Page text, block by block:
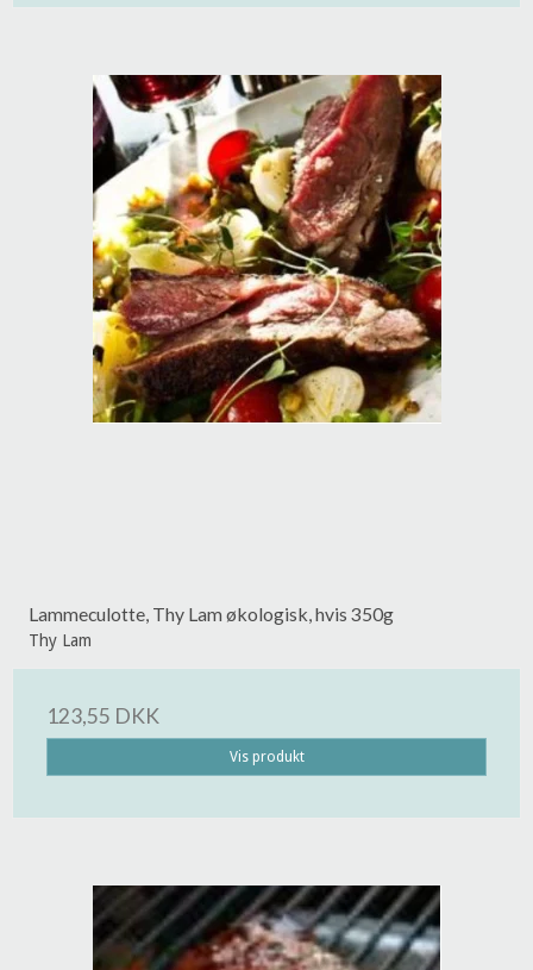
Lammeculotte, Thy Lam økologisk, hvis 350g
Thy Lam
123,55 DKK
Vis produkt